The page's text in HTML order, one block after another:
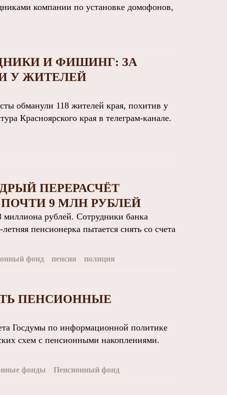
компании по установке домофонов,
И ФИШИНГ: ЗА
У ЖИТЕЛЕЙ
обманули 118 жителей края, похитив у
Красноярского края в телеграм-канале.
ПЕРЕРАСЧЁТ
9 МЛН РУБЛЕЙ
рублей. Сотрудники банка
пенсионерка пытается снять со счета
фонд пенсия полиция
ПЕНСИОННЫЕ
Госдумы по информационной политике
схем с пенсионными накоплениями.
фонды Пенсионный фонд